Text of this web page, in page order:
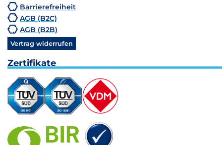
Barrierefreiheit
AGB (B2C)
AGB (B2B)
Vertrag widerrufen
Zertifikate